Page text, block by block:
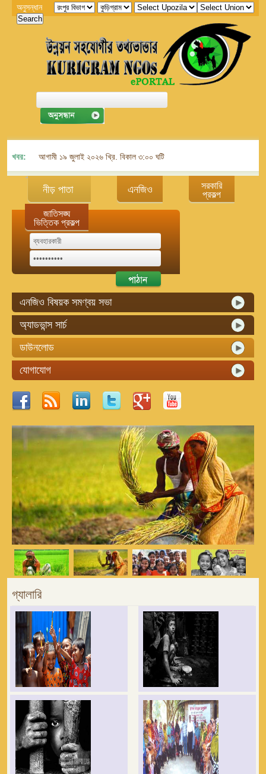
অনুসন্ধান
খবর: আগামী ১৯ জুলাই ২০২৬ খ্রি. বিকাল ৩:০০ ঘটিকায় জেলা এনজিও বিষয়ক সমন্বয়
নীড় পাতা এনজিও
সরকারি
প্রকল্প
জাতিসঙ্ঘ
ভিত্তিক প্রকল্প
এনজিও বিষয়ক সমণ্বয় সভা
অ্যাডভান্স সার্চ
ডাউনলোড
যোগাযোগ
গ্যালারি